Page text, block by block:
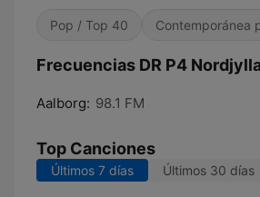
Pop / Top 40 Contemporánea
Frecuencias DR P4
Aalborg: 98.1 FM
Top Canciones
Últimos 7 días Últimos 30 días